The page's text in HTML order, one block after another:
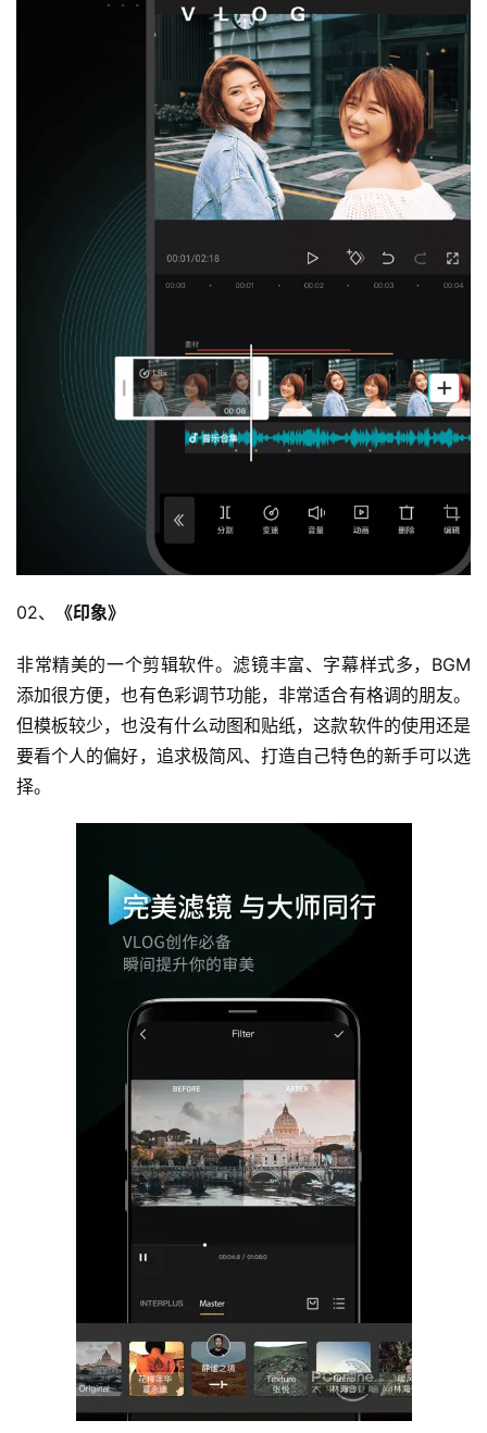
02、 《印象》
非常精美的一个剪辑软件。滤镜丰富、字幕样式多，BGM
添加很方便，也有色彩调节功能，非常适合有格调的朋友。
但模板较少，也没有什么动图和贴纸，这款软件的使用还是
要看个人的偏好，追求极简风、打造自己特色的新手可以选
择。